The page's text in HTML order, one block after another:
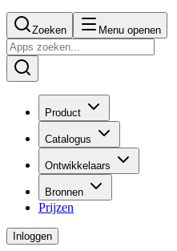
Zoeken Menu openen
Product
Catalogus
Ontwikkelaars
Bronnen
Prijzen
Inloggen